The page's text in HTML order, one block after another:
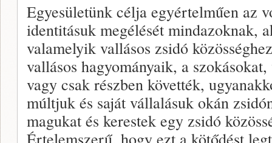
Egyesületünk célja egyértelműen az
identitásuk megélését mindazoknak,
valamelyik vallásos zsidó
vallásos hagyományaik, a
vagy csak részben követték,
múltjuk és saját vállalásuk okán
magukat és kerestek egy zsidó
Értelemszerű, hogy ezt a kötődést